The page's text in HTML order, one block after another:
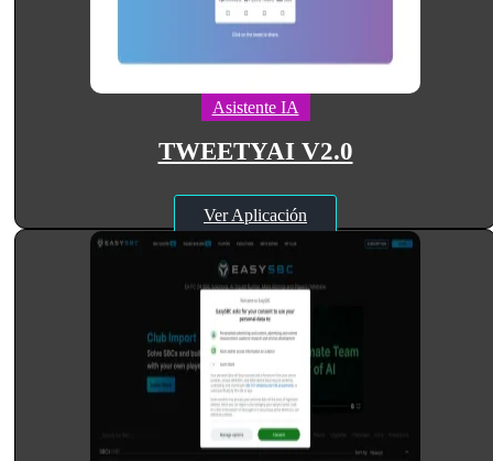
Asistente IA
TWEETYAI V2.0
Ver Aplicación